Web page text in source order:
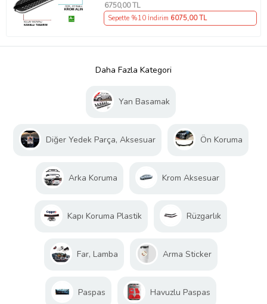
6750,00 TL
Sepette %10 İndirim 6075,00 TL
Daha Fazla Kategori
Yan Basamak
Diğer Yedek Parça, Aksesuar Ön Koruma
Arka Koruma Krom Aksesuar
Kapı Koruma Plastik Rüzgarlık
Far, Lamba Arma Sticker
Paspas Havuzlu Paspas